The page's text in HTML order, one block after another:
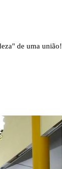
de uma união!